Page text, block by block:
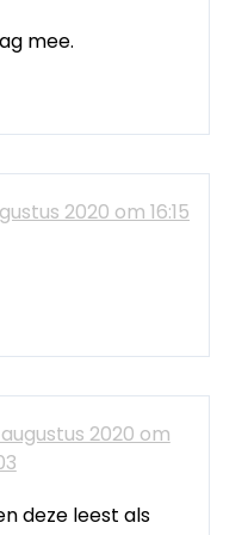
mee.
2020 om 16:15
2020 om
deze leest als